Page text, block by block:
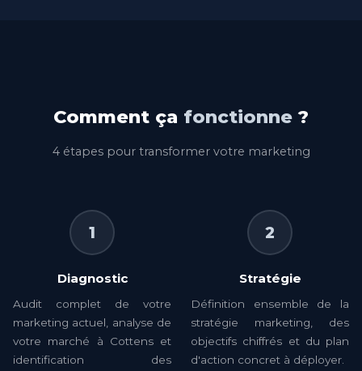
Comment ça fonctionne ?
4 étapes pour transformer votre marketing
1
Diagnostic
Audit complet de votre
marketing actuel, analyse de
votre marché à Cottens et
identification des
2
Stratégie
Définition ensemble de la
stratégie marketing, des
objectifs chiffrés et du plan
d'action concret à déployer.